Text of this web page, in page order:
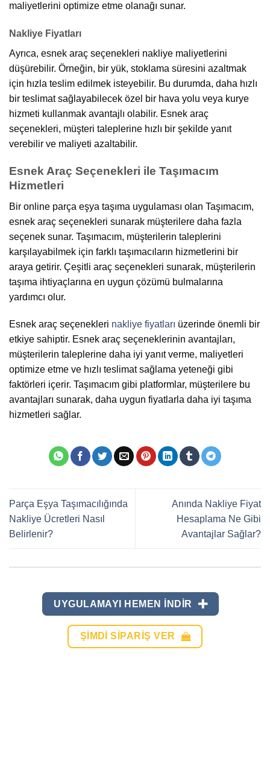
maliyetlerini optimize etme olanağı sunar.
Nakliye Fiyatları
Ayrıca, esnek araç seçenekleri nakliye maliyetlerini
düşürebilir. Örneğin, bir yük, stoklama süresini azaltmak
için hızla teslim edilmek isteyebilir. Bu durumda, daha hızlı
bir teslimat sağlayabilecek özel bir hava yolu veya kurye
hizmeti kullanmak avantajlı olabilir. Esnek araç
seçenekleri, müşteri taleplerine hızlı bir şekilde yanıt
verebilir ve maliyeti azaltabilir.
Esnek Araç Seçenekleri ile Taşımacım
Hizmetleri
Bir online parça eşya taşıma uygulaması olan Taşımacım,
esnek araç seçenekleri sunarak müşterilere daha fazla
seçenek sunar. Taşımacım, müşterilerin taleplerini
karşılayabilmek için farklı taşımacıların hizmetlerini bir
araya getirir. Çeşitli araç seçenekleri sunarak, müşterilerin
taşıma ihtiyaçlarına en uygun çözümü bulmalarına
yardımcı olur.
Esnek araç seçenekleri nakliye fiyatları üzerinde önemli bir
etkiye sahiptir. Esnek araç seçeneklerinin avantajları,
müşterilerin taleplerine daha iyi yanıt verme, maliyetleri
optimize etme ve hızlı teslimat sağlama yeteneği gibi
faktörleri içerir. Taşımacım gibi platformlar, müşterilere bu
avantajları sunarak, daha uygun fiyatlarla daha iyi taşıma
hizmetleri sağlar.
Parça Eşya Taşımacılığında
Nakliye Ücretleri Nasıl
Belirlenir?
Anında Nakliye Fiyat
Hesaplama Ne Gibi
Avantajlar Sağlar?
UYGULAMAYI HEMEN INDIR
ŞIMDI SIPARIŞ VER